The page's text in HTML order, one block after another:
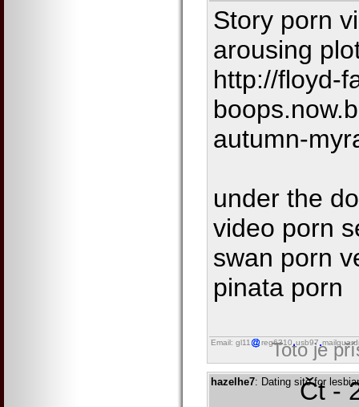
Story porn
arousing
http://floyd-
autumn-
under the
video porn
swan porn
pinata porn
Email: gl11 reg6310 usb97
Toto je
hazelhe7: Dating site for
Čt -